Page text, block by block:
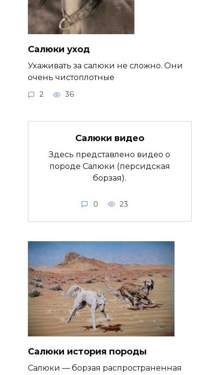
Салюки уход
Ухаживать за салюки не сложно. Они
очень чистоплотные
2 36
Салюки видео
Здесь представлено видео о
породе Салюки (персидская
борзая).
0 23
Салюки история породы
Салюки — борзая распространенная